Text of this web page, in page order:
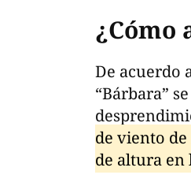
¿Cómo
De acuerdo
“Bárbara”
de viento
de altura en